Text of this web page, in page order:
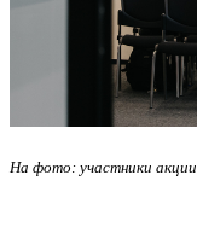
На фото: участники акции